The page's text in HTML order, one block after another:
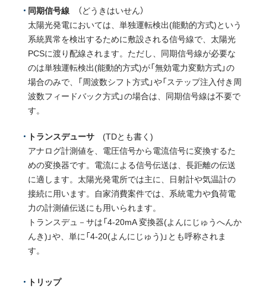
同期信号線 （どうきはいせん）
太陽光発電においては、単独運転検出(能動的方式)という
系統異常を検出するために敷設される信号線で、太陽光
PCSに渡り配線されます。ただし、同期信号線が必要な
のは単独運転検出(能動的方式)が「無効電力変動方式」の
場合のみで、「周波数シフト方式」や「ステップ注入付き周
波数フィードバック方式」の場合は、同期信号線は不要で
す。
トランスデューサ (TDとも書く)
アナログ計測値を、電圧信号から電流信号に変換するた
めの変換器です。電流による信号伝送は、長距離の伝送
に適します。太陽光発電所では主に、日射計や気温計の
接続に用います。自家消費案件では、系統電力や負荷電
力の計測値伝送にも用いられます。
トランスデュ－サは「4-20mA 変換器(よんにじゅうへんか
んき)」や、単に「4-20(よんにじゅう)」とも呼称されま
す。
トリップ